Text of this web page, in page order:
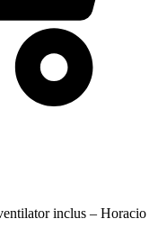
inclus – Horacio